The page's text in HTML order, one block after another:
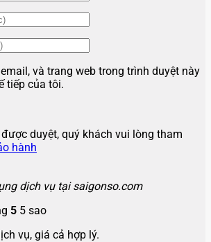
và trang web trong trình duyệt này
tiếp của tôi.
duyệt, quý khách vui lòng tham
hành
dịch vụ tại saigonso.com
5 5 sao
vụ, giá cả hợp lý.